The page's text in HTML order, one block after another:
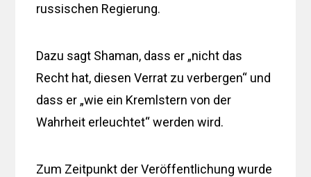
russischen Regierung.
Dazu sagt Shaman, dass er „nicht das
Recht hat, diesen Verrat zu verbergen“ und
dass er „wie ein Kremlstern von der
Wahrheit erleuchtet“ werden wird.
Zum Zeitpunkt der Veröffentlichung wurde